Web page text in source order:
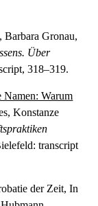
Barbara Gronau,
Über
, 318–319.
Namen: Warum
Konstanze
transcript
der Zeit, In